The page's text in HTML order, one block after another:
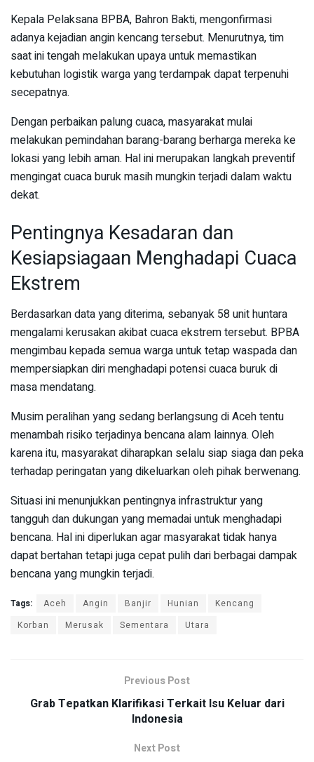
Kepala Pelaksana BPBA, Bahron Bakti, mengonfirmasi
adanya kejadian angin kencang tersebut. Menurutnya, tim
saat ini tengah melakukan upaya untuk memastikan
kebutuhan logistik warga yang terdampak dapat terpenuhi
secepatnya.
Dengan perbaikan palung cuaca, masyarakat mulai
melakukan pemindahan barang-barang berharga mereka ke
lokasi yang lebih aman. Hal ini merupakan langkah preventif
mengingat cuaca buruk masih mungkin terjadi dalam waktu
dekat.
Pentingnya Kesadaran dan
Kesiapsiagaan Menghadapi Cuaca
Ekstrem
Berdasarkan data yang diterima, sebanyak 58 unit huntara
mengalami kerusakan akibat cuaca ekstrem tersebut. BPBA
mengimbau kepada semua warga untuk tetap waspada dan
mempersiapkan diri menghadapi potensi cuaca buruk di
masa mendatang.
Musim peralihan yang sedang berlangsung di Aceh tentu
menambah risiko terjadinya bencana alam lainnya. Oleh
karena itu, masyarakat diharapkan selalu siap siaga dan peka
terhadap peringatan yang dikeluarkan oleh pihak berwenang.
Situasi ini menunjukkan pentingnya infrastruktur yang
tangguh dan dukungan yang memadai untuk menghadapi
bencana. Hal ini diperlukan agar masyarakat tidak hanya
dapat bertahan tetapi juga cepat pulih dari berbagai dampak
bencana yang mungkin terjadi.
Tags: Aceh Angin Banjir Hunian
Kencang
Korban
Merusak Sementara Utara
Previous Post
Grab Tepatkan Klarifikasi Terkait Isu Keluar dari
Indonesia
Next Post